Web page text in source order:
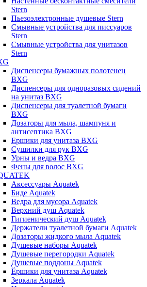
Stern
Пьезоэлектронные душевые Stern
Смывные устройства для писсуаров
Stern
Смывные устройства для унитазов
Stern
Диспенсеры бумажных полотенец
BXG
Диспенсеры для одноразовых сидений
на унитаз BXG
Диспенсеры для туалетной бумаги
BXG
Дозаторы для мыла, шампуня и
антисептика BXG
Ершики для унитаза BXG
Сушилки для рук BXG
Урны и ведра BXG
Фены для волос BXG
Аксессуары Aquatek
Биде Aquatek
Ведра для мусора Aquatek
Верхний душ Aquatek
Гигиенический душ Aquatek
Держатели туалетной бумаги Aquatek
Дозаторы жидкого мыла Aquatek
Душевые наборы Aquatek
Душевые перегородки Aquatek
Душевые поддоны Aquatek
Ёршики для унитаза Aquatek
Зеркала Aquatek